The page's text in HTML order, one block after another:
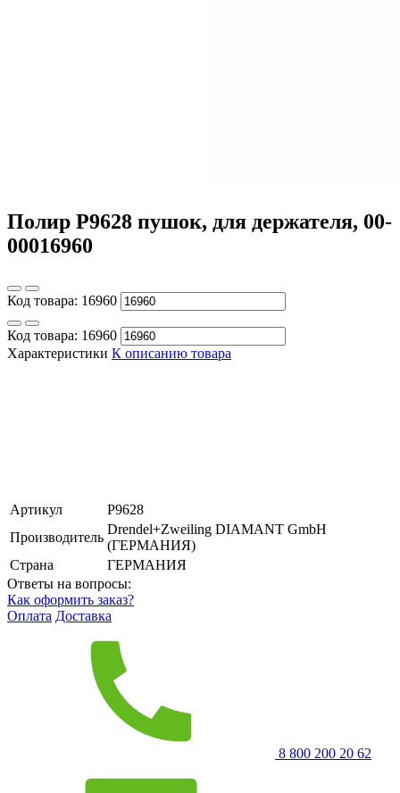
Полир Р9628 пушок, для держателя, 00-
00016960
Код товара: 16960
Код товара: 16960
Характеристики К описанию товара
Артикул
Р9628
Производитель
Drendel+Zweiling DIAMANT GmbH
(ГЕРМАНИЯ)
Страна
ГЕРМАНИЯ
Ответы на вопросы:
Как оформить заказ?
Оплата Доставка
8 800 200 20 62